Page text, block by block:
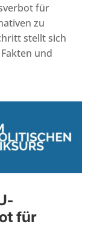
für
zu
stellt sich
und
für